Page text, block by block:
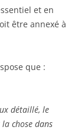
et en
être annexé à
que :
détaillé, le
chose dans